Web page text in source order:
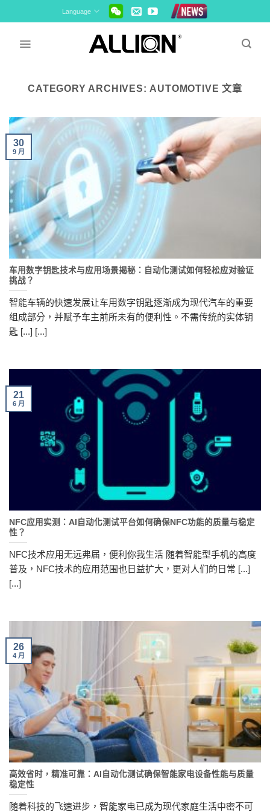
to
Language
CATEGORY ARCHIVES: AUTOMOTIVE 文章
车用数字钥匙技术与应用场景揭秘：自动化测试如何轻松应对验证
挑战？
智能车辆的快速发展让车用数字钥匙逐渐成为现代汽车的重要
组成部分，并赋予车主前所未有的便利性。不需传统的实体钥
匙 [...] [...]
30
9 月
NFC应用实测：AI自动化测试平台如何确保NFC功能的质量与稳定
性？
NFC技术应用无远弗届，便利你我生活 随着智能型手机的高度
普及，NFC技术的应用范围也日益扩大，更对人们的日常 [...]
[...]
21
6 月
高效省时，精准可靠：AI自动化测试确保智能家电设备性能与质量
稳定性
随着科技的飞速进步，智能家电已成为现代家庭生活中密不可
26
4 月